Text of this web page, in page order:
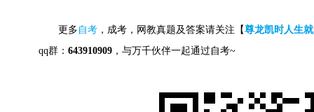
更多 自考 ，成考，网教真题及答案请关注【尊龙凯时人生
qq群： 643910909 ，与万千伙伴一起通过自考~